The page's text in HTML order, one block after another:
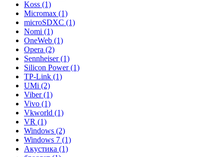
Koss (1)
Micromax (1)
microSDXC (1)
Nomi (1)
OneWeb (1)
Opera (2)
Sennheiser (1)
Silicon Power (1)
TP-Link (1)
UMi (2)
Viber (1)
Vivo (1)
Vkworld (1)
VR (1)
Windows (2)
Windows 7 (1)
Акустика (1)